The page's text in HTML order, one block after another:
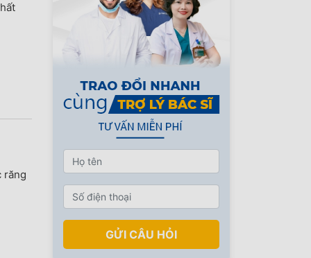
răng
GỬI CÂU HỎI